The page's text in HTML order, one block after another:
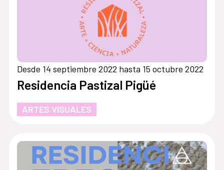
Desde 14 septiembre 2022 hasta 15 octubre 2022
Residencia Pastizal Pigüé
ARTES VISUALES